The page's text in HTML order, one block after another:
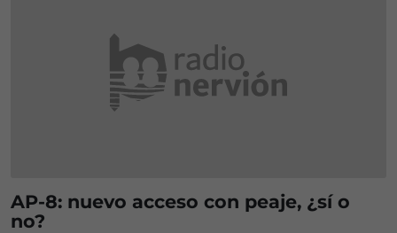
AP-8: nuevo acceso con peaje, ¿sí o
no?